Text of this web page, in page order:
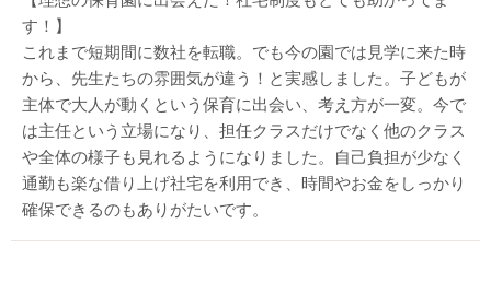
す！】
これまで短期間に数社を転職。でも今の園では見学に来た時
から、先生たちの雰囲気が違う！と実感しました。子どもが
主体で大人が動くという保育に出会い、考え方が一変。今で
は主任という立場になり、担任クラスだけでなく他のクラス
や全体の様子も見れるようになりました。自己負担が少なく
通勤も楽な借り上げ社宅を利用でき、時間やお金をしっかり
確保できるのもありがたいです。